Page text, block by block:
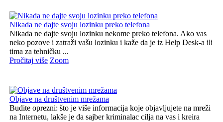
Nikada ne dajte svoju lozinku preko telefona
Nikada ne dajte svoju lozinku nekome preko telefona. Ako vas
neko pozove i zatraži vašu lozinku i kaže da je iz Help Desk-a ili
tima za tehničku ...
Pročitaj više Zoom
Objave na društvenim mrežama
Budite oprezni: što je više informacija koje objavljujete na mreži
na Internetu, lakše je da sajber kriminalac cilja na vas i kreira